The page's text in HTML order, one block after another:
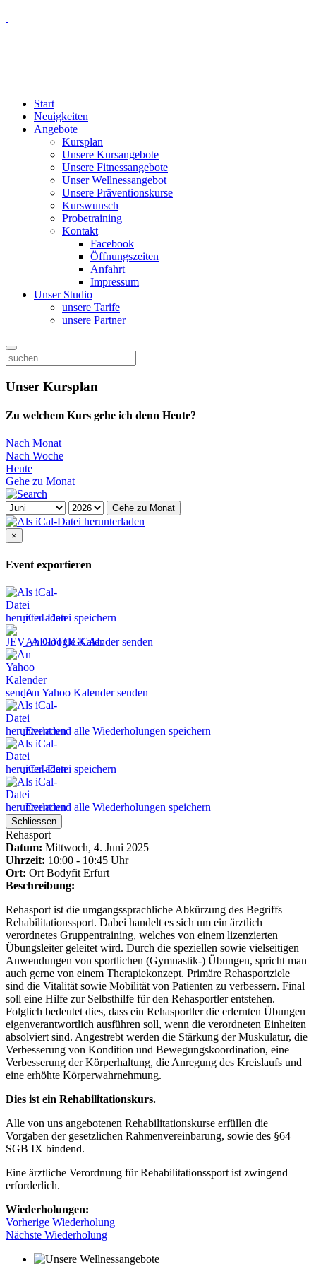
Start
Neuigkeiten
Angebote
Kursplan
Unsere Kursangebote
Unsere Fitnessangebote
Unser Wellnessangebot
Unsere Präventionskurse
Kurswunsch
Probetraining
Kontakt
Facebook
Öffnungszeiten
Anfahrt
Impressum
Unser Studio
unsere Tarife
unsere Partner
Unser Kursplan
Zu welchem Kurs gehe ich denn Heute?
Nach Monat
Nach Woche
Heute
Gehe zu Monat
Gehe zu Monat
×
Event exportieren
iCal-Datei speichern
An Google Kalender senden
An Yahoo Kalender senden
Event und alle Wiederholungen speichern
iCal-Datei speichern
Event und alle Wiederholungen speichern
Schliessen
Rehasport
Datum: Mittwoch, 4. Juni 2025
Uhrzeit: 10:00 - 10:45 Uhr
Ort: Ort Bodyfit Erfurt
Beschreibung:
Rehasport ist die umgangssprachliche Abkürzung des Begriffs
Rehabilitationssport. Dabei handelt es sich um ein ärztlich
verordnetes Gruppentraining, welches von einem lizenzierten
Übungsleiter geleitet wird. Durch die speziellen sowie vielseitigen
Anwendungen von sportlichen (Gymnastik-) Übungen, spricht man
auch gerne von einem Therapiekonzept. Primäre Rehasportziele
sind die Vitalität sowie Mobilität von Patienten zu verbessern. Final
soll eine Hilfe zur Selbsthilfe für den Rehasportler entstehen.
Folglich bedeutet dies, dass ein Rehasportler die erlernten Übungen
eigenverantwortlich ausführen soll, wenn die verordneten Einheiten
absolviert sind. Angestrebt werden die Stärkung der Muskulatur, die
Verbesserung von Kondition und Bewegungskoordination, eine
Verbesserung der Körperhaltung, die Anregung des Kreislaufs und
eine erhöhte Körperwahrnehmung.
Dies ist ein Rehabilitationskurs.
Alle von uns angebotenen Rehabilitationskurse erfüllen die
Vorgaben der gesetzlichen Rahmenvereinbarung, sowie des §64
SGB IX bindend.
Eine ärztliche Verordnung für Rehabilitationssport ist zwingend
erforderlich.
Wiederholungen:
Vorherige Wiederholung
Nächste Wiederholung